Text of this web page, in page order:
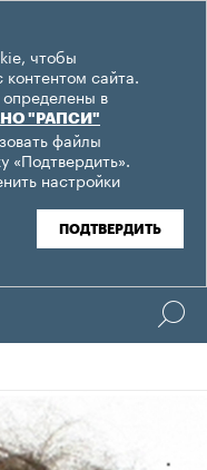
чтобы
сайта.
в
"РАПСИ"
файлы
«Подтвердить».
настройки
ПОДТВЕРДИТЬ